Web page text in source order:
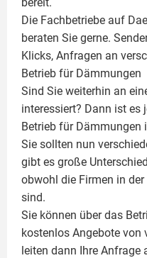
Die Fachbetriebe auf
beraten Sie gerne.
Klicks, Anfragen an
Betrieb für Dämmungen
Sind Sie weiterhin an
interessiert? Dann ist es
Betrieb für Dämmungen
Sie sollten nun
gibt es große
obwohl die Firmen in
sind.
Sie können über das
kostenlos Angebote von
leiten dann Ihre Anfrage